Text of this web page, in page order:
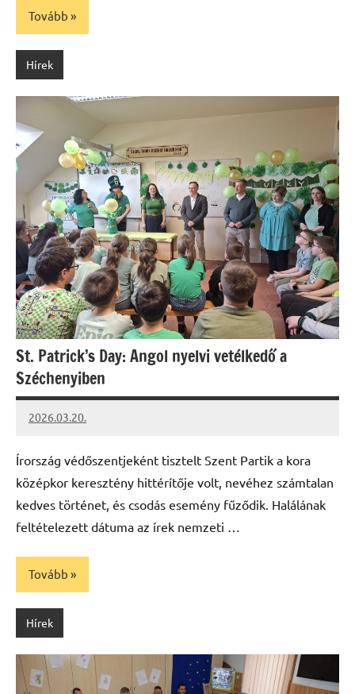
Tovább
Hírek
St. Patrick’s Day: Angol nyelvi vetélkedő a
Széchenyiben
2026.03.20.
Leiszt
Írország védőszentjeként tisztelt Szent Partik a kora
középkor keresztény hittérítője volt, nevéhez számtalan
kedves történet, és csodás esemény fűződik. Halálának
feltételezett dátuma az írek nemzeti …
Tovább
Hírek